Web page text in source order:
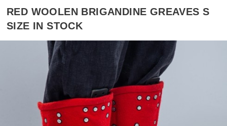
RED WOOLEN BRIGANDINE GREAVES S
SIZE IN STOCK